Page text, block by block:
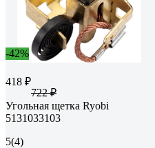
-42%
418 ₽
722 ₽
Угольная щетка Ryobi
5131033103
5(4)